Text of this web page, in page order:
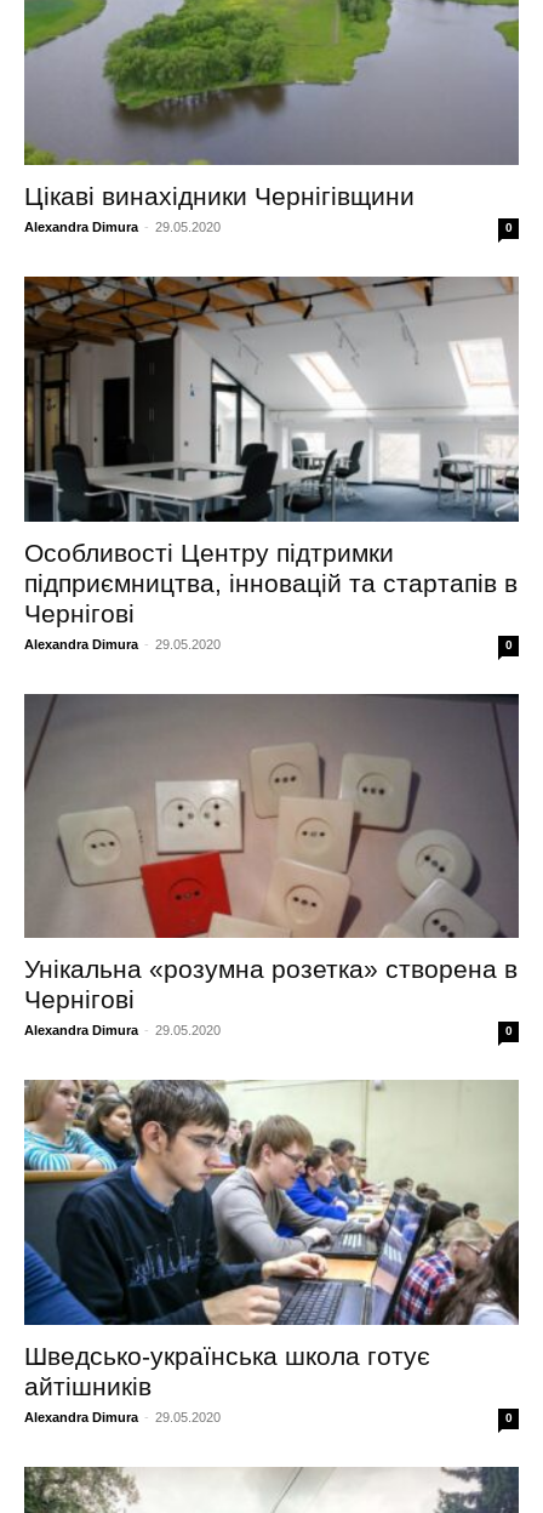
Цікаві винахідники Чернігівщини
Alexandra Dimura - 29.05.2020 0
Особливості Центру підтримки
підприємництва, інновацій та стартапів в
Чернігові
Alexandra Dimura - 29.05.2020 0
Унікальна «розумна розетка» створена в
Чернігові
Alexandra Dimura - 29.05.2020 0
Шведсько-українська школа готує
айтішників
Alexandra Dimura - 29.05.2020 0